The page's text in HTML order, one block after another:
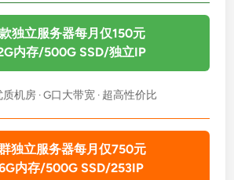
独立服务器每月仅150元
内存/500G SSD/独立IP
机房 · G口大带宽 · 超高性价比
独立服务器每月仅750元
内存/500G SSD/253IP